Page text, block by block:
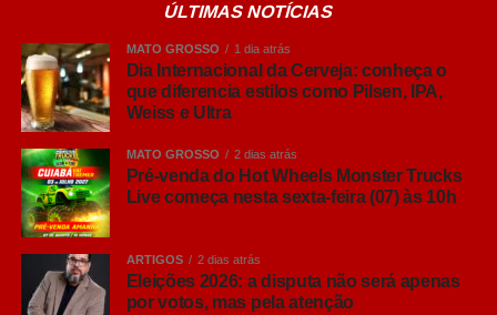
consumo. Embora nomes como Pilsen, Lager, IPA, Weiss
e Ultra façam parte do vocabulário de muitos brasileiros,
ainda há dúvidas sobre o que realmente diferencia cada
um deles. Fermentação, intensidade dos aromas, corpo,
amargor e até origem dos estilos ajudam a explicar por
que cada cerveja oferece uma experiência diferente.
“Hoje o brasileiro quer conhecer mais sobre aquilo que
consome. Entender por que uma cerveja tem determinado
aroma, o que muda entre uma Pilsen e uma IPA ou
descobrir como a fermentação influencia o resultado final
e torna a experiência muito mais interessante. Não existe
ÚLTIMAS NOTÍCIAS
MATO GROSSO 1 dia atrás
Dia Internacional da Cerveja: conheça o
que diferencia estilos como Pilsen, IPA,
Weiss e Ultra
MATO GROSSO 2 dias atrás
Pré-venda do Hot Wheels Monster Trucks
Live começa nesta sexta-feira (07) às 10h
ARTIGOS 2 dias atrás
Eleições 2026: a disputa não será apenas
por votos, mas pela atenção